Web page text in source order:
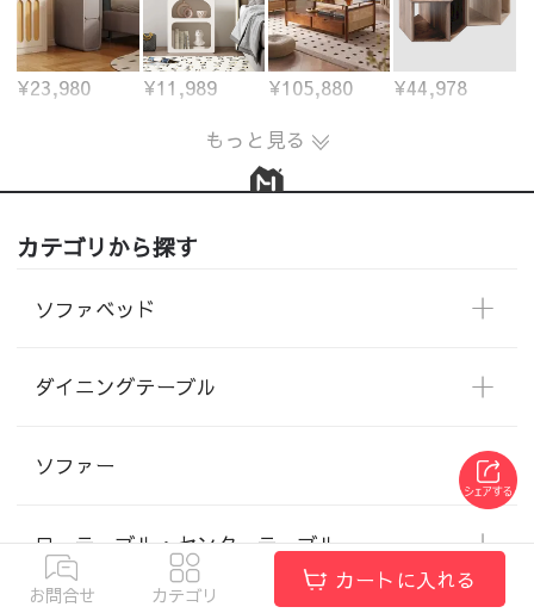
¥23,980 ¥11,989 ¥105,880
¥44,978
もっと見る
カテゴリから探す
ソファベッド
ダイニングテーブル
ソファー
ローテーブル・センターテーブル
お問合せ カテゴリ
カートに入れる